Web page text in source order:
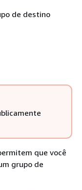
de destino
que você
grupo de